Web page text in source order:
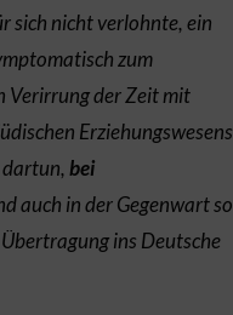
sich nicht verlohnte, ein
zum
Verirrung der Zeit mit
Erziehungswesens
bei
auch in der Gegenwart so
ins Deutsche